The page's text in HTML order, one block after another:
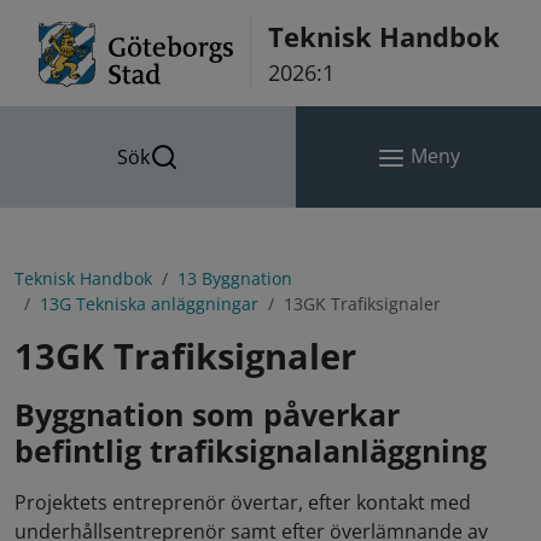
Teknisk Handbok
2026:1
Sök Meny
Teknisk Handbok
13 Byggnation
13G Tekniska anläggningar
13GK Trafiksignaler
13GK Trafiksignaler
Byggnation som påverkar
befintlig trafiksignalanläggning
Projektets entreprenör övertar, efter kontakt med
underhållsentreprenör samt efter överlämnande av